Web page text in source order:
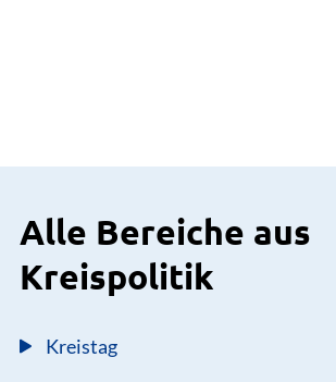
Alle Bereiche aus
Kreispolitik
Kreistag